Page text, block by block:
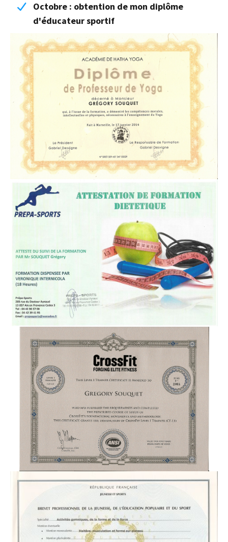
Octobre : obtention de mon diplôme
d'éducateur sportif